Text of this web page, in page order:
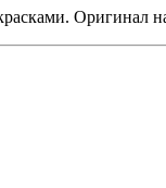
Оригинал